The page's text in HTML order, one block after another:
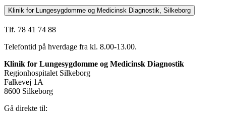
Klinik for Lungesygdomme og Medicinsk Diagnostik, Silkeborg
Tlf. 78 41 74 88
Telefontid på hverdage fra kl. 8.00-13.00.
Klinik for Lungesygdomme og Medicinsk Diagnostik
Regionhospitalet Silkeborg
Falkevej 1A
8600 Silkeborg
Gå direkte til: